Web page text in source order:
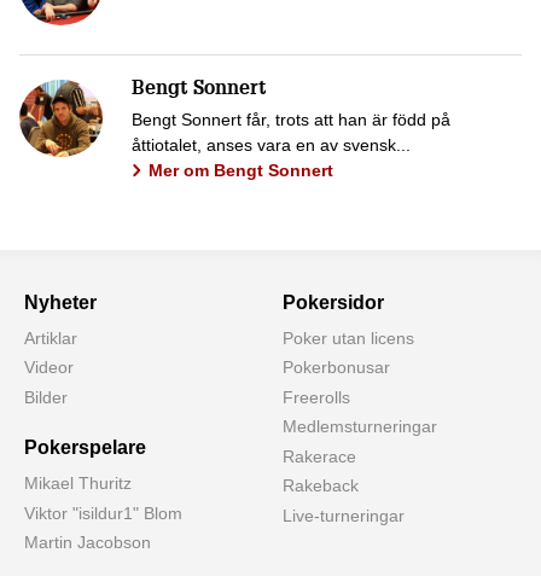
Bengt Sonnert
Bengt Sonnert får, trots att han är född på
åttiotalet, anses vara en av svensk...
Mer om Bengt Sonnert
Nyheter
Artiklar
Videor
Bilder
Pokerspelare
Mikael Thuritz
Viktor "isildur1" Blom
Martin Jacobson
Pokersidor
Poker utan licens
Pokerbonusar
Freerolls
Medlemsturneringar
Rakerace
Rakeback
Live-turneringar